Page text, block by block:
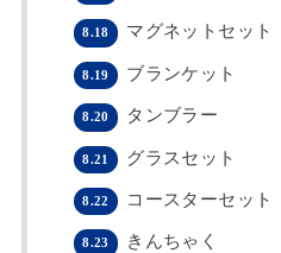
8.18 マグネットセット
8.19 ブランケット
8.20 タンブラー
8.21 グラスセット
8.22 コースターセット
8.23 きんちゃく